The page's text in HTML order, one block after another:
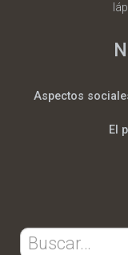
Aspectos
El